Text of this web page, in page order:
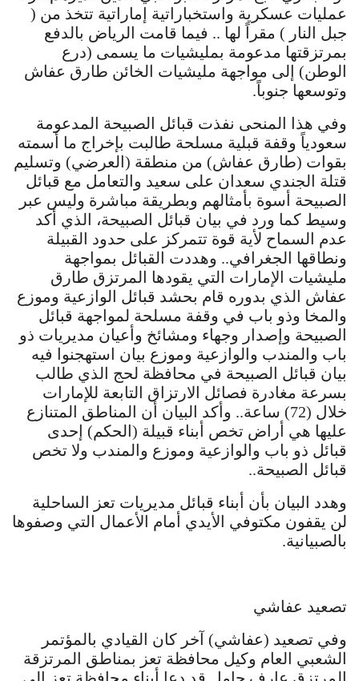
عمليات عسكرية واستخباراتية إماراتية تتخذ من (
جبل النار ) مقراً لها .. فيما قامت الرياض بالدفع
بمرتزقتها مدعومة بمليشيات ما يسمى (درع
الوطن) إلى مواجهة مليشيات الخائن طارق عفاش
وتوسعها جنوباً.
وفي هذا المنحى نفذت قبائل الصبيحة المدعومة
سعودياً وقفة قبلية مسلحة طالبت بإخراج ما أسمته
بقوات (طارق عفاش) من منطقة (العرضي) وتسليم
قتلة الجندي سعدان على سعيد والتعامل مع قبائل
الصبيحة أسوة بأمثالهم وبطريقة مباشرة وليس عبر
وسيط كما ورد في بيان قبائل الصبيحة، الذي أكد
عدم السماح لأية قوة تتمركز على حدود القبيلة
ونطاقها الجغرافي.. وهددت القبائل بمواجهة
مليشيات الإمارات التي يقودها المرتزق طارق
عفاش الذي بدوره قام بحشد قبائل الوازعية وموزع
والمخا وذو باب في وقفة مسلحة لمواجهة قبائل
الصبيحة وإصدار وجهاء ومشائخ وأعيان مديريات ذو
باب والمندب والوازعية وموزع بيان استهجنوا فيه
بيان قبائل الصبيحة في محافظة لحج الذي طالب
بسرعة مغادرة فصائل الارتزاق التابعة للإمارات
خلال (72) ساعة.. وأكد البيان أن المناطق المتنازع
عليها هي أراض تخص أبناء قبيلة (الحكم) إحدى
قبائل ذو باب والوازعية وموزع والمندب ولا تخص
قبائل الصبيحة..
وهدد البيان بأن أبناء قبائل مديريات تعز الساحلية
لن يقفون مكتوفي الأيدي أمام الأعمال التي وصفوها
بالصبيانية.
تصعيد عفاشي
وفي تصعيد (عفاشي) آخر كان القيادي بالمؤتمر
الشعبي العام وكيل محافظة تعز بمناطق المرتزقة